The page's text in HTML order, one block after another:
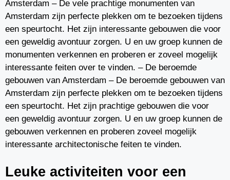
Amsterdam – De vele prachtige monumenten van
Amsterdam zijn perfecte plekken om te bezoeken tijdens
een speurtocht. Het zijn interessante gebouwen die voor
een geweldig avontuur zorgen. U en uw groep kunnen de
monumenten verkennen en proberen er zoveel mogelijk
interessante feiten over te vinden. – De beroemde
gebouwen van Amsterdam – De beroemde gebouwen van
Amsterdam zijn perfecte plekken om te bezoeken tijdens
een speurtocht. Het zijn prachtige gebouwen die voor
een geweldig avontuur zorgen. U en uw groep kunnen de
gebouwen verkennen en proberen zoveel mogelijk
interessante architectonische feiten te vinden.
Leuke activiteiten voor een